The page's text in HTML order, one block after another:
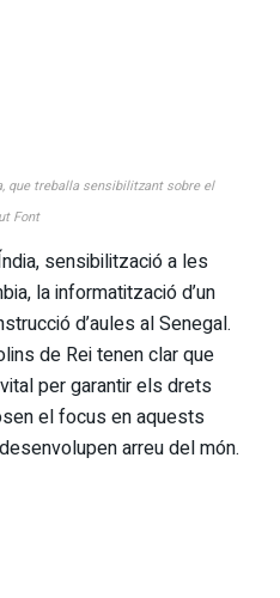
que treballa sensibilitzant sobre el
Font
sensibilització a les
la informatització d’un
d’aules al Senegal.
de Rei tenen clar que
per garantir els drets
el focus en aquests
arreu del món.